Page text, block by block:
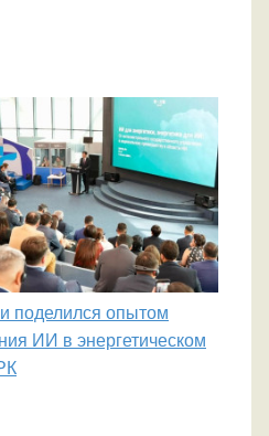
поделился опытом
ИИ в энергетическом